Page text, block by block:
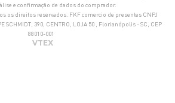
e confirmação de dados do comprador.
os direitos reservados. FKF comercio de presentes CNPJ
SCHMIDT, 390, CENTRO, LOJA 50 , Florianópolis - SC, CEP
88010-001
VTEX